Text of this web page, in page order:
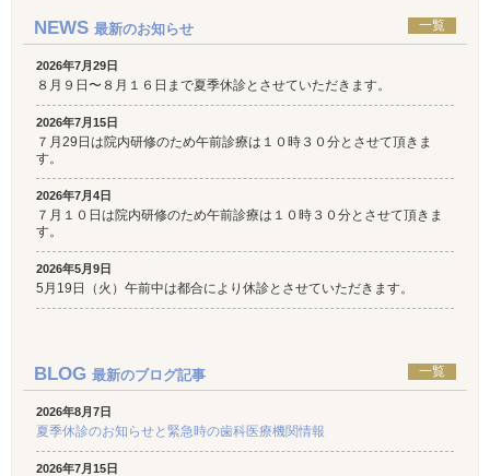
NEWS 最新のお知らせ 一覧
2026年7月29日
８月９日〜８月１６日まで夏季休診とさせていただきます。
2026年7月15日
７月29日は院内研修のため午前診療は１０時３０分とさせて頂きま
す。
2026年7月4日
７月１０日は院内研修のため午前診療は１０時３０分とさせて頂きま
す。
2026年5月9日
5月19日（火）午前中は都合により休診とさせていただきます。
BLOG 最新のブログ記事 一覧
2026年8月7日
夏季休診のお知らせと緊急時の歯科医療機関情報
2026年7月15日